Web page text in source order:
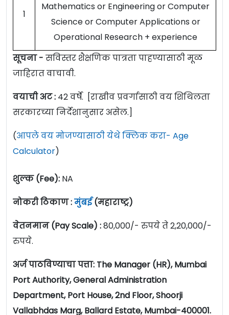
1
Mathematics or Engineering or Computer
Science or Computer Applications or
Operational Research + experience
सूचना - सविस्तर शैक्षणिक पात्रता पाहण्यासाठी मूळ
जाहिरात वाचावी.
वयाची अट : 42 वर्षे. [राखीव प्रवर्गासाठी वय शिथिलता
सरकारच्या निर्देशानुसार असेल.]
(आपले वय मोजण्यासाठी येथे क्लिक करा- Age
Calculator)
शुल्क (Fee): NA
नोकरी ठिकाण :मुंबई(महाराष्ट्र)
वेतनमान (Pay Scale) :80,000/- रुपये ते 2,20,000/-
रुपये.
अर्ज पाठविण्याचा पत्ता: The Manager (HR), Mumbai
Port Authority, General Administration
Department, Port House, 2nd Floor, Shoorji
Vallabhdas Marg, Ballard Estate, Mumbai-400001.